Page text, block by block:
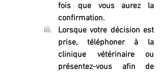
fois que vous aurez la
confirmation.
Lorsque votre décision est
prise, téléphoner à la
clinique vétérinaire ou
présentez-vous afin de